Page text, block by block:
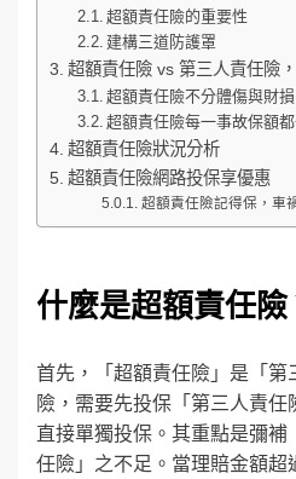
超額責任險的重要性
建構三道防護罩
超額責任險 vs 第三人責任險
超額責任險不分體傷與財損
超額責任險每一事故保額都
超額責任險狀況分析
超額責任險網路投保享優惠
超額責任險記得保，車
什麼是超額責任險
首先，「超額責任險」是「第
險，需要先投保「第三人責
直接單獨投保。其重點是彌補
任險」之不足。當理賠金額超